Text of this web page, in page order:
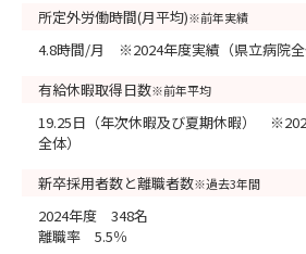
所定外労働時間(月平均)※前年実績
4.8時間/月 ※2024年度実績（県立病院全
有給休暇取得日数※前年平均
19.25日（年次休暇及び夏期休暇）
全体）
新卒採用者数と離職者数※過去3年間
2024年度 348名
離職率 5.5％